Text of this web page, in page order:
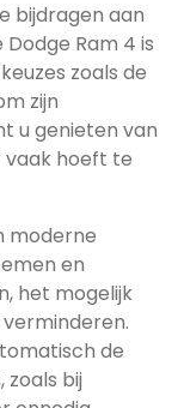
bijdragen aan
Ram 4 is
zoals de
zijn
u genieten van
hoeft te
moderne
en
het mogelijk
de
zoals bij